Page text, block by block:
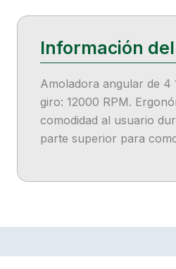
Amoladora angular de 4
giro: 12000 RPM.
comodidad al usuario
parte superior para